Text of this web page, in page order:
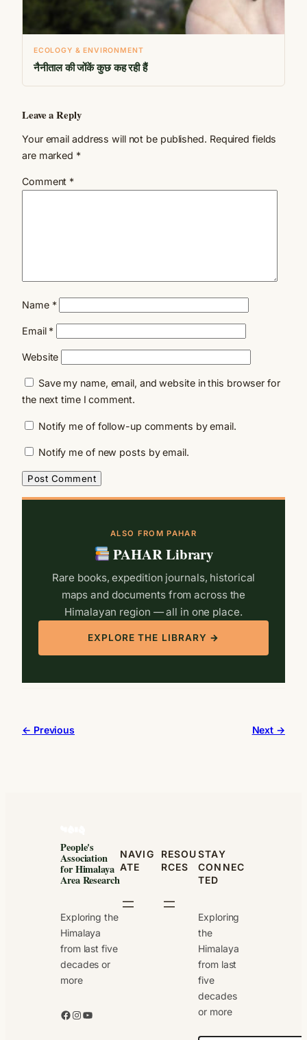
ECOLOGY & ENVIRONMENT
नैनीताल की जोंकें कुछ कह रही हैं
Leave a Reply
Your email address will not be published. Required fields
are marked *
Comment *
Name *
Email *
Website
Save my name, email, and website in this browser for
the next time I comment.
Notify me of follow-up comments by email.
Notify me of new posts by email.
ALSO FROM PAHAR
PAHAR Library
Rare books, expedition journals, historical
maps and documents from across the
Himalayan region — all in one place.
EXPLORE THE LIBRARY →
← Previous Next →
People's
Association
for Himalaya
Area Research
Exploring the
Himalaya
from last five
decades or
more
Facebook Instagram YouTube
NAVIG
ATE
RESOU
RCES
STAY
CONNEC
TED
Exploring
the
Himalaya
from last
five
decades
or more